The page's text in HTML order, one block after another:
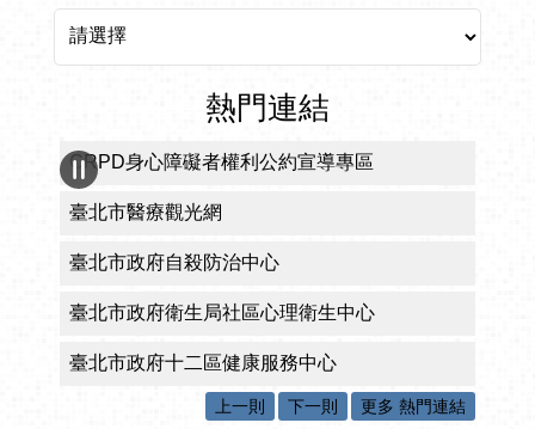
熱門連結
CRPD身心障礙者權利公約宣導專區
臺北市醫療觀光網
臺北市政府自殺防治中心
臺北市政府衛生局社區心理衛生中心
臺北市政府十二區健康服務中心
上一則 下一則 更多 熱門連結